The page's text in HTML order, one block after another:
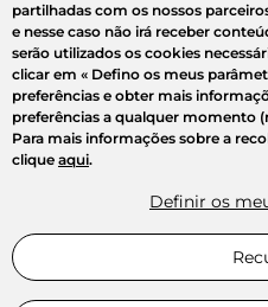
partilhadas com os nossos
e nesse caso não irá receber
serão utilizados os cookies
clicar em « Defino os meus
preferências e obter mais
preferências a qualquer momento
Para mais informações sobre a
clique aqui.
Definir os